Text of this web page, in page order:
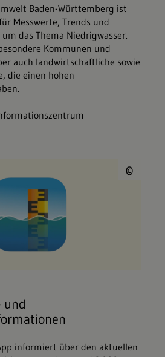
Baden-Württemberg ist
Messwerte, Trends und
das Thema Niedrigwasser.
Kommunen und
auch landwirtschaftliche sowie
die einen hohen
©
und
informiert über den aktuellen